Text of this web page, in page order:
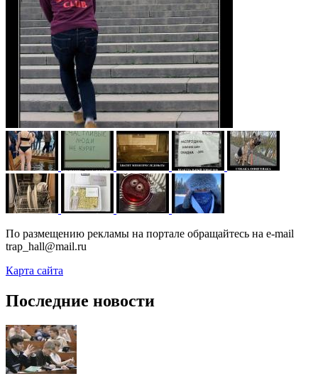
По размещению рекламы на портале обращайтесь на e-mail
trap_hall@mail.ru
Карта сайта
Последние новости